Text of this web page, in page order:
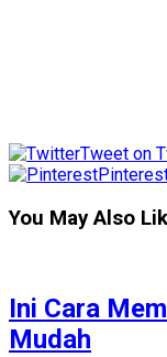
Tweet on
You May Also
Ini Cara
Mudah